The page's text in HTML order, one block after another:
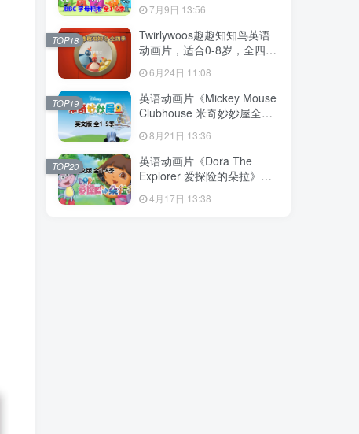
视频带英文字幕，百度云网
盘下载！
7月9日 13:56
Twirlywoos趣趣知知鸟英语
动画片，适合0-8岁，全四季
共100集，1080P高清视频带
英文字幕，百度云网盘下载
6月24日 11:08
TOP18
英语动画片《Mickey Mouse
Clubhouse 米奇妙妙屋全
集》全五季共148集，1080P
高清视频带英文字幕，带配
套音频MP3，百度云网盘下
载！
8月21日 13:36
TOP19
英语动画片《Dora The
Explorer 爱探险的朵拉》全8
季共173集，带英文字幕和配
套音频MP3，百度云网盘下
4月17日 13:38
TOP20